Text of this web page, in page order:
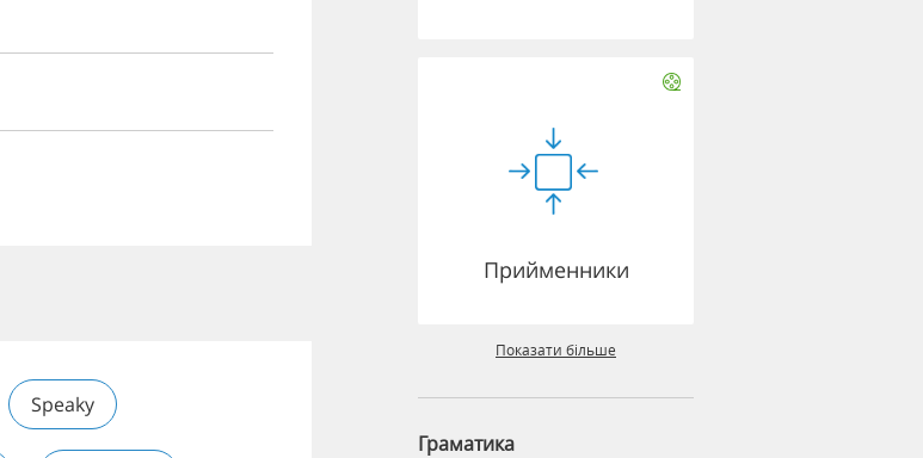
Speaky
Прийменники
Показати більше
Граматика